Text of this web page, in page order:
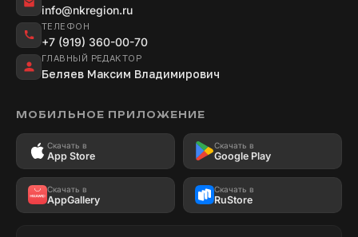
info@nkregion.ru
ТЕЛЕФОН
+7 (919) 360-00-70
ГЛАВНЫЙ РЕДАКТОР
Беляев Максим Владимирович
МОБИЛЬНОЕ ПРИЛОЖЕНИЕ
Скачать в
App Store
Скачать в
Google Play
Скачать в
AppGallery
Скачать в
RuStore